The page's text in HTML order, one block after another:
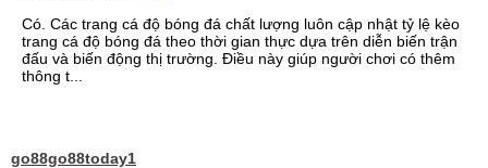
Có. Các trang cá độ bóng đá chất lượng luôn cập nhật tỷ lệ kèo
trang cá độ bóng đá theo thời gian thực dựa trên diễn biến trận
đấu và biến động thị trường. Điều này giúp người chơi có thêm
thông t...
go88go88today1